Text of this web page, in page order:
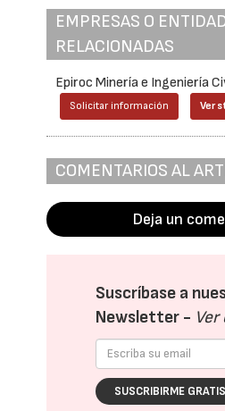
EMPRESAS O
RELACIONADAS
Epiroc Minería e Ingeniería
Solicitar información Ver
COMENTARIOS AL
Deja un
Suscríbase a
Newsletter -
SUSCRIBIRME GRATIS